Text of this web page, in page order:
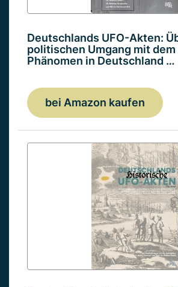
Deutschlands UFO-Akten:
politischen Umgang mit dem
Phänomen in Deutschland …
bei Amazon kaufen